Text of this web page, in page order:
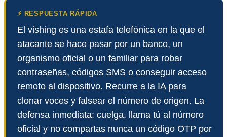
⚡ RESPUESTA RÁPIDA
El vishing es una estafa telefónica en la que el
atacante se hace pasar por un banco, un
organismo oficial o un familiar para robar
contraseñas, códigos SMS o conseguir acceso
remoto al dispositivo. Recurre a la IA para
clonar voces y falsear el número de origen. La
defensa inmediata: cuelga, llama tú al número
oficial y no compartas nunca un código OTP por